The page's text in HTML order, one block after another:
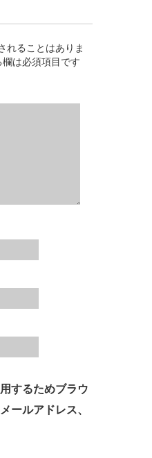
れることはありま
は必須項目です
するためブラウ
ールアドレス、